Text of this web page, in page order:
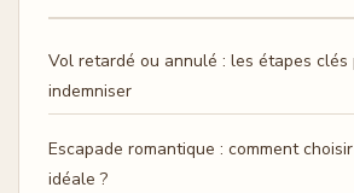
Vol retardé ou annulé : les étapes clés
indemniser
Escapade romantique : comment
idéale ?